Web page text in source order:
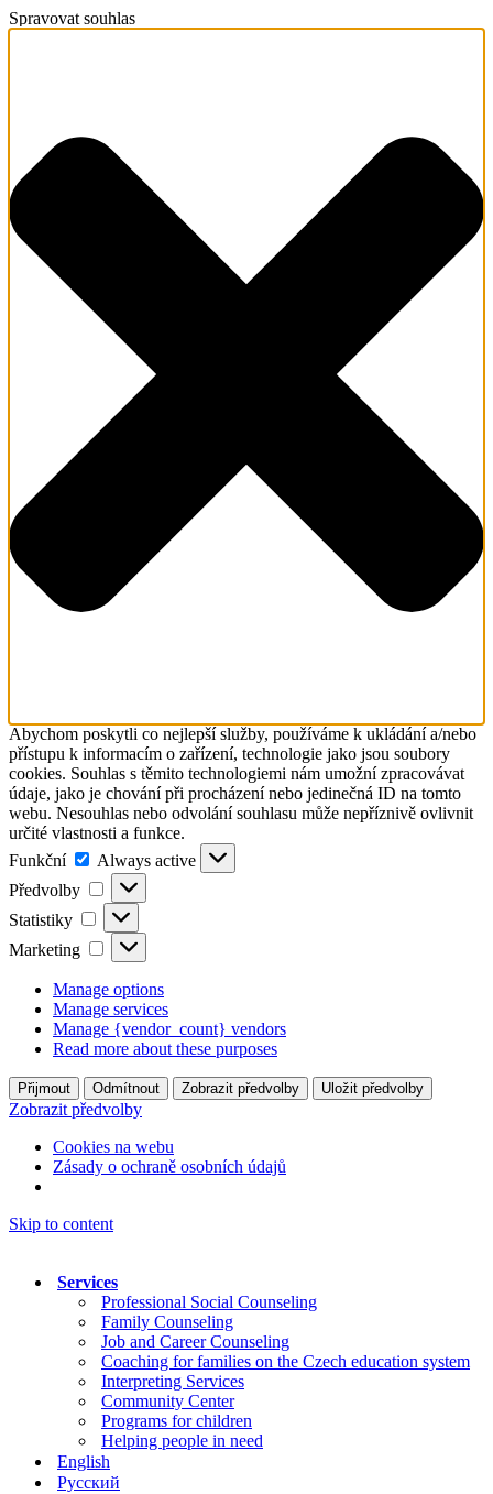
Spravovat souhlas
Abychom poskytli co nejlepší služby, používáme k ukládání a/nebo
přístupu k informacím o zařízení, technologie jako jsou soubory
cookies. Souhlas s těmito technologiemi nám umožní zpracovávat
údaje, jako je chování při procházení nebo jedinečná ID na tomto
webu. Nesouhlas nebo odvolání souhlasu může nepříznivě ovlivnit
určité vlastnosti a funkce.
Funkční
Funkční
Always active
Předvolby
Předvolby
Statistiky Statistiky
Marketing Marketing
Manage options
Manage services
Manage {vendor_count} vendors
Read more about these purposes
Přijmout Odmítnout Zobrazit předvolby Uložit předvolby
Zobrazit předvolby
Cookies na webu
Zásady o ochraně osobních údajů
Skip to content
Services
Professional Social Counseling
Family Counseling
Job and Career Counseling
Coaching for families on the Czech education system
Interpreting Services
Community Center
Programs for children
Helping people in need
English
Русский